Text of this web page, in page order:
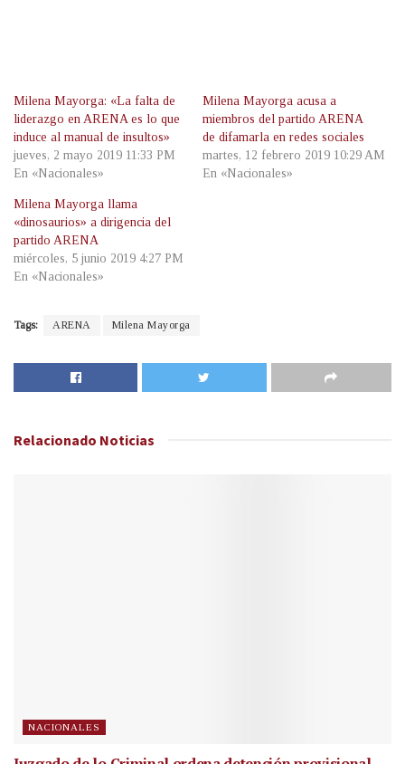
Milena Mayorga: «La falta de
liderazgo en ARENA es lo que
induce al manual de insultos»
jueves, 2 mayo 2019 11:33 PM
En «Nacionales»
Milena Mayorga acusa a
miembros del partido ARENA
de difamarla en redes sociales
martes, 12 febrero 2019 10:29 AM
En «Nacionales»
Milena Mayorga llama
«dinosaurios» a dirigencia del
partido ARENA
miércoles, 5 junio 2019 4:27 PM
En «Nacionales»
Tags: ARENA Milena Mayorga
Relacionado Noticias
NACIONALES